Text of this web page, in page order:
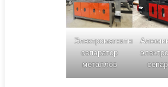
Электромагнитный
сепаратор
металлов